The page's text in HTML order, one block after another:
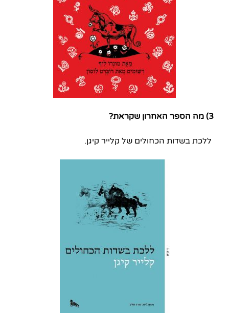
3) מה הספר האחרון שקראת?
ללכת בשדות הכחולים של קלייר קיגן.